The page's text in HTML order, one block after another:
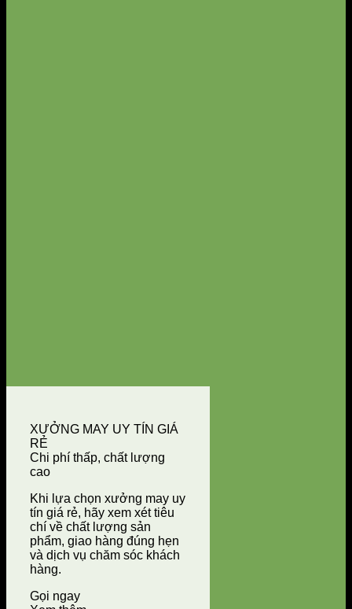
XƯỞNG MAY UY TÍN GIÁ
RẺ
Chi phí thấp, chất lượng
cao
Khi lựa chọn xưởng may uy
tín giá rẻ, hãy xem xét tiêu
chí về chất lượng sản
phẩm, giao hàng đúng hẹn
và dịch vụ chăm sóc khách
hàng.
Gọi ngay